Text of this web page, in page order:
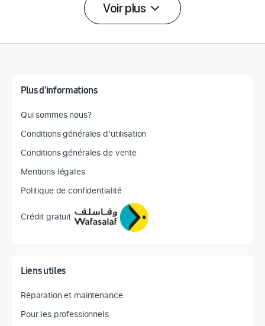
Voir plus
Plus d'informations
Qui sommes nous?
Conditions générales d'utilisation
Conditions générales de vente
Mentions légales
Politique de confidentialité
Crédit gratuit
Liens utiles
Réparation et maintenance
Pour les professionnels